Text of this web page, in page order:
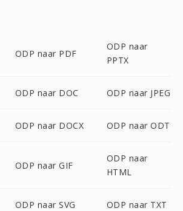
ODP naar PDF
ODP naar
PPTX
ODP naar DOC ODP naar JPEG
ODP naar DOCX ODP naar ODT
ODP naar GIF
ODP naar
HTML
ODP naar SVG ODP naar TXT